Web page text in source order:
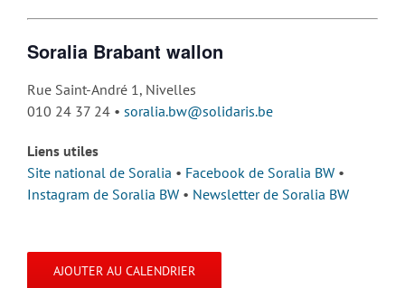
Soralia Brabant wallon
Rue Saint-André 1, Nivelles
010 24 37 24 • soralia.bw@solidaris.be
Liens utiles
Site national de Soralia • Facebook de Soralia BW •
Instagram de Soralia BW • Newsletter de Soralia BW
AJOUTER AU CALENDRIER